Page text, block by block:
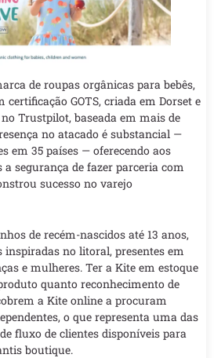
de roupas orgânicas para bebês,
GOTS, criada em Dorset e
Trustpilot, baseada em mais de
no atacado é substancial —
em 35 países — oferecendo aos
segurança de fazer parceria com
sucesso no varejo
de recém-nascidos até 13 anos,
no litoral, presentes em
e mulheres. Ter a Kite em estoque
quanto reconhecimento de
a Kite online a procuram
o que representa uma das
fluxo de clientes disponíveis para
boutique.